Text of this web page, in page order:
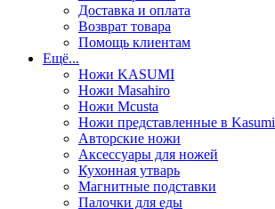
Доставка и оплата
Возврат товара
Помощь клиентам
Ещё...
Ножи KASUMI
Ножи Masahiro
Ножи Mcusta
Ножи представленные в Kasumi
Авторские ножи
Аксессуары для ножей
Кухонная утварь
Магнитные подставки
Палочки для еды